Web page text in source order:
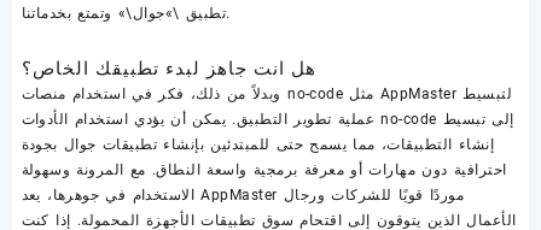
تطبيق \»جوال\» وتمتع بخدماتنا.
هل انت جاهز لبدء تطبيقك الخاص؟
وبدلاً من ذلك، فكر في استخدام منصات no-code مثل AppMaster لتبسيط
عملية تطوير التطبيق. يمكن أن يؤدي استخدام الأدوات no-code إلى تبسيط
إنشاء التطبيقات، مما يسمح حتى للمبتدئين بإنشاء تطبيقات جوال بجودة
احترافية دون مهارات أو معرفة برمجية واسعة النطاق. مع المرونة وسهولة
الاستخدام في جوهرها، يعد AppMaster موردًا قويًا للشركات ورجال
الأعمال الذين يتوقون إلى اقتحام سوق تطبيقات الأجهزة المحمولة. إذا كنت